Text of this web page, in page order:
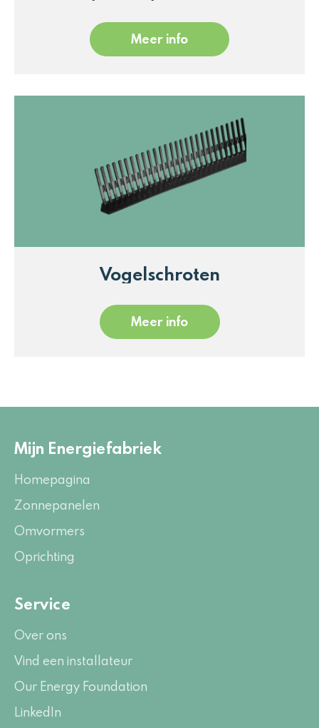
Meer info
Vogelschroten
Meer info
Mijn Energiefabriek
Homepagina
Zonnepanelen
Omvormers
Oprichting
Service
Over ons
Vind een installateur
Our Energy Foundation
LinkedIn